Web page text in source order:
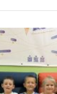
and Identity) 심
사는 20개국 이